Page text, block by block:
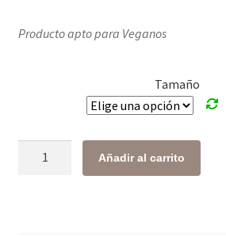
precios:
$ 109.00
hasta
$ 375.00
Producto apto para Veganos
Tamaño
Añadir al carrito